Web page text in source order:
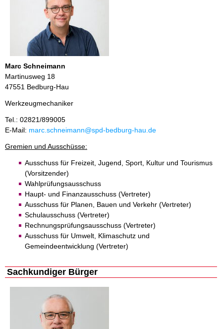
Marc Schneimann
Martinusweg 18
47551 Bedburg-Hau
Werkzeugmechaniker
Tel.: 02821/899005
E-Mail: marc.schneimann@spd-bedburg-hau.de
Gremien und Ausschüsse:
Ausschuss für Freizeit, Jugend, Sport, Kultur und Tourismus
(Vorsitzender)
Wahlprüfungsausschuss
Haupt- und Finanzausschuss (Vertreter)
Ausschuss für Planen, Bauen und Verkehr (Vertreter)
Schulausschuss (Vertreter)
Rechnungsprüfungsausschuss (Vertreter)
Ausschuss für Umwelt, Klimaschutz und
Gemeindeentwicklung (Vertreter)
Sachkundiger Bürger